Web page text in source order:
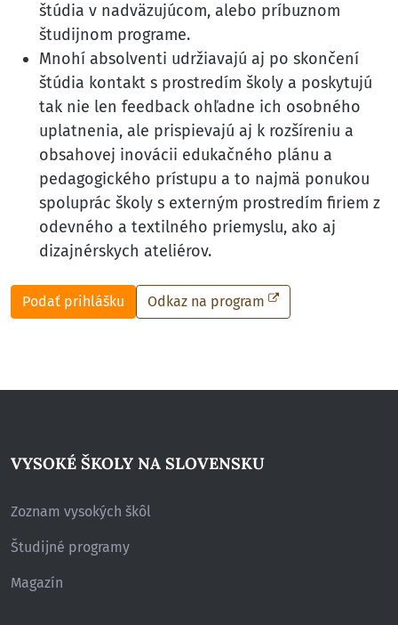
štúdia v nadväzujúcom, alebo príbuznom
študijnom programe.
Mnohí absolventi udržiavajú aj po skončení
štúdia kontakt s prostredím školy a poskytujú
tak nie len feedback ohľadne ich osobného
uplatnenia, ale prispievajú aj k rozšíreniu a
obsahovej inovácii edukačného plánu a
pedagogického prístupu a to najmä ponukou
spoluprác školy s externým prostredím firiem z
odevného a textilného priemyslu, ako aj
dizajnérskych ateliérov.
Podať prihlášku Odkaz na program
VYSOKÉ ŠKOLY NA SLOVENSKU
Zoznam vysokých škôl
Študijné programy
Magazín